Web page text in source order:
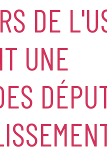
DE
UNE